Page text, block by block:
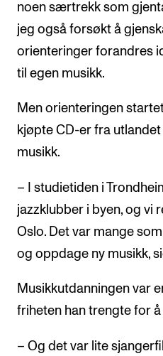
noen særtrekk som
jeg også forsøkt å
orienteringer forandres
til egen musikk.
Men orienteringen
kjøpte CD-er fra
musikk.
– I studietiden i
jazzklubber i byen, og vi
Oslo. Det var mange
og oppdage ny musikk,
Musikkutdanningen var
friheten han trengte for
– Og det var lite